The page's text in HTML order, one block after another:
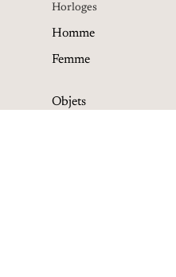
Horloges
Homme
Femme
Objets